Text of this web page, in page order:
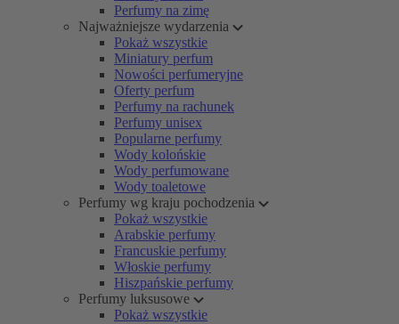
Perfumy na zimę
Najważniejsze wydarzenia
Pokaż wszystkie
Miniatury perfum
Nowości perfumeryjne
Oferty perfum
Perfumy na rachunek
Perfumy unisex
Popularne perfumy
Wody kolońskie
Wody perfumowane
Wody toaletowe
Perfumy wg kraju pochodzenia
Pokaż wszystkie
Arabskie perfumy
Francuskie perfumy
Włoskie perfumy
Hiszpańskie perfumy
Perfumy luksusowe
Pokaż wszystkie